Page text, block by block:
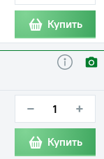
Купить
− +
Купить